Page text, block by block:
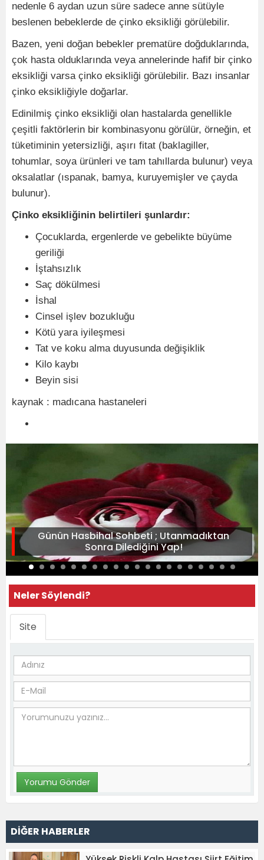
nedenle 6 aydan uzun süre sadece anne sütüyle
beslenen bebeklerde de çinko eksikliği görülebilir.
Bazen, yeni doğan bebekler prematüre doğduklarında,
çok hasta olduklarında veya annelerinde hafif bir çinko
eksikliği varsa çinko eksikliği görülebilir. Bazı insanlar
çinko eksikliğiyle doğarlar.
Edinilmiş çinko eksikliği olan hastalarda genellikle
çeşitli faktörlerin bir kombinasyonu görülür, örneğin, et
tüketiminin yetersizliği, aşırı fitat (baklagiller,
tohumlar, soya ürünleri ve tam tahıllarda bulunur) veya
oksalatlar (ıspanak, bamya, kuruyemişler ve çayda
bulunur).
Çinko eksikliğinin belirtileri şunlardır:
Çocuklarda, ergenlerde ve gebelikte büyüme
geriliği
İştahsızlık
Saç dökülmesi
İshal
Cinsel işlev bozukluğu
Kötü yara iyileşmesi
Tat ve koku alma duyusunda değişiklik
Kilo kaybı
Beyin sisi
kaynak : madıcana hastaneleri
Günün Hasbihal Sohbeti ; Utanmadıktan
Sonra Dilediğini Yap!
Neler Söylendi?
Site
DİĞER HABERLER